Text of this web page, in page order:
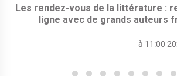
Les rendez-vous de la littérature :
ligne avec de grands auteurs